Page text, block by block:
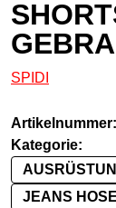
SPIDI
Artikelnummer:
Kategorie:
JEANS